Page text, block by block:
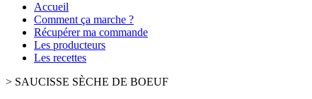
Accueil
Comment ça marche ?
Récupérer ma commande
Les producteurs
Les recettes
> SAUCISSE SÈCHE DE BOEUF